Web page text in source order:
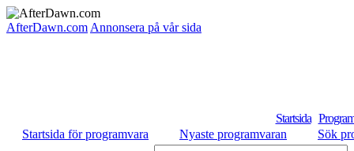
AfterDawn.com Annonsera på vår sida
Startsida
Startsida för programvara
Nyaste programvaran
Sök